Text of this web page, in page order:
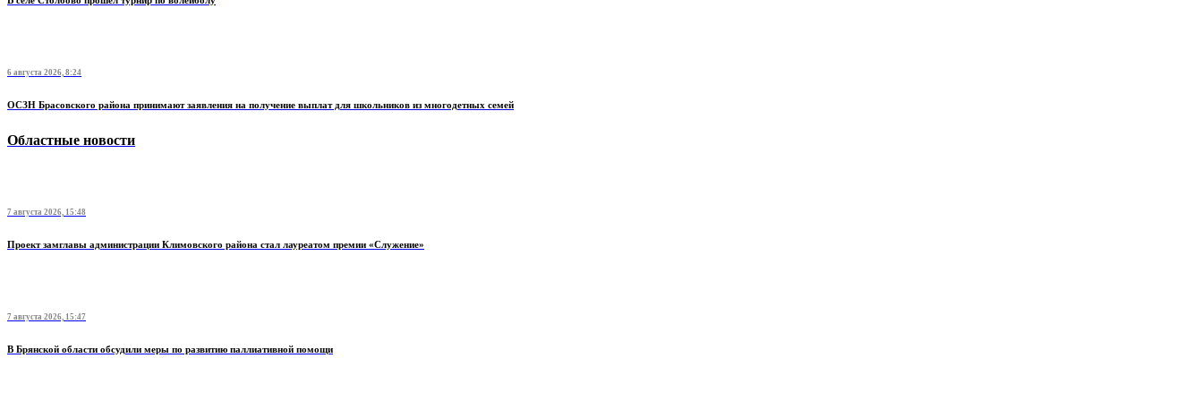
6 августа 2026, 8:24
ОСЗН Брасовского района принимают заявления на получение выплат для школьников из многодетных семей
Областные новости
7 августа 2026, 15:48
Проект замглавы администрации Климовского района стал лауреатом премии «Служение»
7 августа 2026, 15:47
В Брянской области обсудили меры по развитию паллиативной помощи